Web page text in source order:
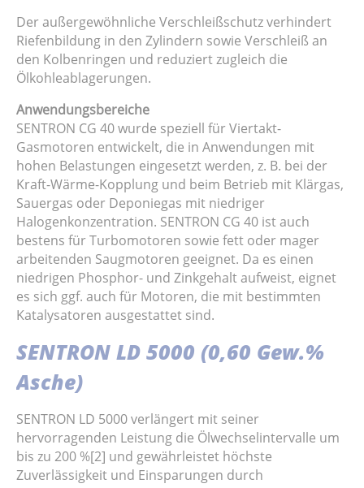
Der außergewöhnliche Verschleißschutz verhindert
Riefenbildung in den Zylindern sowie Verschleiß an
den Kolbenringen und reduziert zugleich die
Ölkohleablagerungen.
Anwendungsbereiche
SENTRON CG 40 wurde speziell für Viertakt-
Gasmotoren entwickelt, die in Anwendungen mit
hohen Belastungen eingesetzt werden, z. B. bei der
Kraft-Wärme-Kopplung und beim Betrieb mit Klärgas,
Sauergas oder Deponiegas mit niedriger
Halogenkonzentration. SENTRON CG 40 ist auch
bestens für Turbomotoren sowie fett oder mager
arbeitenden Saugmotoren geeignet. Da es einen
niedrigen Phosphor- und Zinkgehalt aufweist, eignet
es sich ggf. auch für Motoren, die mit bestimmten
Katalysatoren ausgestattet sind.
SENTRON LD 5000 (0,60 Gew.%
Asche)
SENTRON LD 5000 verlängert mit seiner
hervorragenden Leistung die Ölwechselintervalle um
bis zu 200 %[2] und gewährleistet höchste
Zuverlässigkeit und Einsparungen durch